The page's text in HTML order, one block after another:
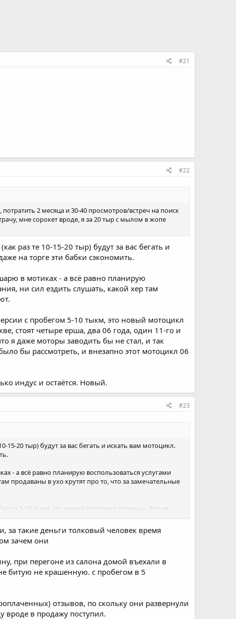
#21
#22
2 месяца и 30-40 просмотров/встреч на поиск
мне сорокет вроде, я за 20 тыр с мылом в жопе
раз те 10-15-20 тыр) будут за вас бегать и
на торге эти бабки сэкономить.
в мотиках - а всё равно планирую
ни сил ездить слушать, какой хер там
с пробегом 5-10 тыкм, это новый мотоцикл
стоят четыре ерша, два 06 года, один 11-го и
я даже моторы заводить бы не стал, и так
бы рассмотреть, и внезапно этот мотоцикл 06
индус и остаётся. Новый.
#23
20 тыр) будут за вас бегать и искать вам мотоцикл.
- а всё равно планирую воспользоваться услугами
продаваны в ухо крутят про то, что за замечательные
5-10 тыкм, это новый мотоцикл реально. Это не
один 11-го и один 13-го, так я с ходу просто
понятно, что всё дрова. Один только более или менее
можно было бы подумать.
Новый.
за такие деньги толковый человек время
зачем они
при перегоне из салона домой въехали в
битую не крашенную. с пробегом в 5
отзывов, по скольку они развернули
вроде в продажу поступил.